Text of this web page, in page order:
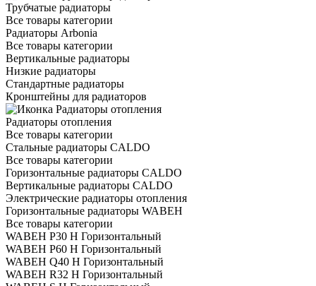
Трубчатые радиаторы
Все товары категории
Радиаторы Arbonia
Все товары категории
Вертикальные радиаторы
Низкие радиаторы
Стандартные радиаторы
Кронштейны для радиаторов
Радиаторы отопления
Все товары категории
Стальные радиаторы CALDO
Все товары категории
Горизонтальные радиаторы CALDO
Вертикальные радиаторы CALDO
Электрические радиаторы отопления
Горизонтальные радиаторы WABEH
Все товары категории
WABEH P30 H Горизонтальный
WABEH P60 H Горизонтальный
WABEH Q40 H Горизонтальный
WABEH R32 H Горизонтальный